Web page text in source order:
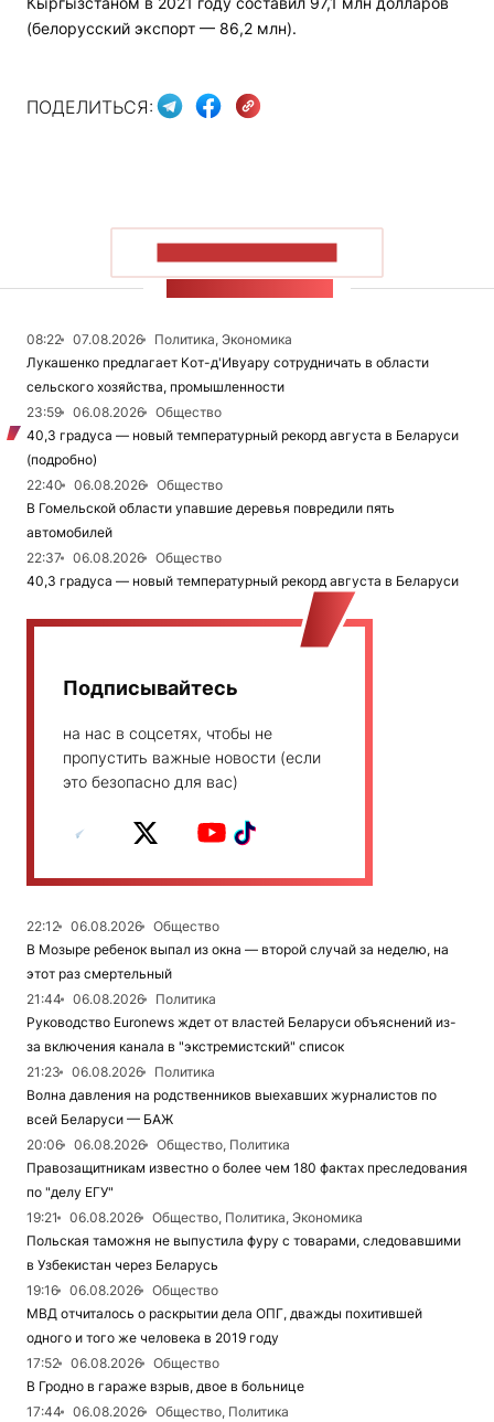
(белорусский экспорт — 86,2 млн).
ПОДЕЛИТЬСЯ:
08:22 07.08.2026
Политика, Экономика
Лукашенко предлагает Кот-д'Ивуару сотрудничать в области
сельского хозяйства, промышленности
23:59
06.08.2026
Общество
40,3 градуса — новый температурный рекорд августа в Беларуси
(подробно)
22:40
06.08.2026
Общество
В Гомельской области упавшие деревья повредили пять
автомобилей
22:37
06.08.2026
Общество
40,3 градуса — новый температурный рекорд августа в Беларуси
Подписывайтесь
на нас в соцсетях, чтобы не
пропустить важные новости (если
это безопасно для вас)
22:12 06.08.2026
Общество
В Мозыре ребенок выпал из окна — второй случай за неделю, на
этот раз смертельный
21:44
06.08.2026
Политика
Руководство Euronews ждет от властей Беларуси объяснений из-
за включения канала в "экстремистский" список
21:23
06.08.2026
Политика
Волна давления на родственников выехавших журналистов по
всей Беларуси — БАЖ
20:06
06.08.2026
Общество, Политика
Правозащитникам известно о более чем 180 фактах преследования
по "делу ЕГУ"
19:21
06.08.2026
Общество, Политика, Экономика
Польская таможня не выпустила фуру с товарами, следовавшими
в Узбекистан через Беларусь
19:16
06.08.2026
Общество
МВД отчиталось о раскрытии дела ОПГ, дважды похитившей
одного и того же человека в 2019 году
17:52
06.08.2026
Общество
В Гродно в гараже взрыв, двое в больнице
17:44
06.08.2026
Общество, Политика